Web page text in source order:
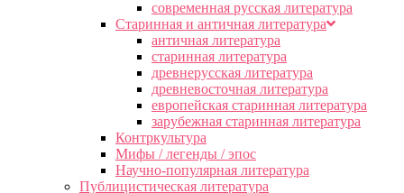
современная русская литература
Старинная и античная литература
античная литература
старинная литература
древнерусская литература
древневосточная литература
европейская старинная литература
зарубежная старинная литература
Контркультура
Мифы / легенды / эпос
Научно-популярная литература
Публицистическая литература